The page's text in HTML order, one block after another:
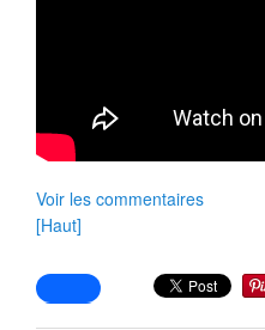
Voir les commentaires
[Haut]